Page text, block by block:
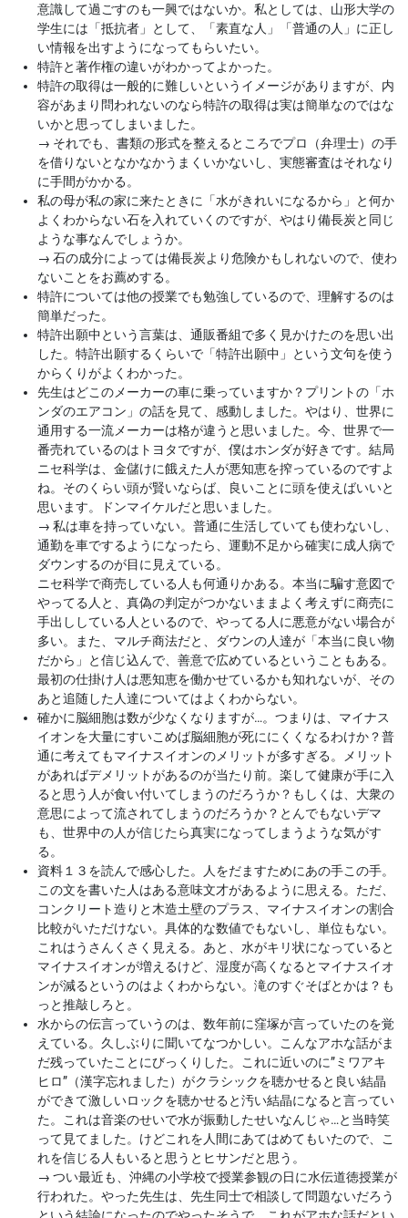
意識して過ごすのも一興ではないか。私としては、山形大学の
学生には「抵抗者」として、「素直な人」「普通の人」に正し
い情報を出すようになってもらいたい。
特許と著作権の違いがわかってよかった。
特許の取得は一般的に難しいというイメージがありますが、内
容があまり問われないのなら特許の取得は実は簡単なのではな
いかと思ってしまいました。
→ それでも、書類の形式を整えるところでプロ（弁理士）の手
を借りないとなかなかうまくいかないし、実態審査はそれなり
に手間がかかる。
私の母が私の家に来たときに「水がきれいになるから」と何か
よくわからない石を入れていくのですが、やはり備長炭と同じ
ような事なんでしょうか。
→ 石の成分によっては備長炭より危険かもしれないので、使わ
ないことをお薦めする。
特許については他の授業でも勉強しているので、理解するのは
簡単だった。
特許出願中という言葉は、通販番組で多く見かけたのを思い出
した。特許出願するくらいで「特許出願中」という文句を使う
からくりがよくわかった。
先生はどこのメーカーの車に乗っていますか？プリントの「ホ
ンダのエアコン」の話を見て、感動しました。やはり、世界に
通用する一流メーカーは格が違うと思いました。今、世界で一
番売れているのはトヨタですが、僕はホンダが好きです。結局
ニセ科学は、金儲けに餓えた人が悪知恵を搾っているのですよ
ね。そのくらい頭が賢いならば、良いことに頭を使えばいいと
思います。ドンマイケルだと思いました。
→ 私は車を持っていない。普通に生活していても使わないし、
通勤を車でするようになったら、運動不足から確実に成人病で
ダウンするのが目に見えている。
ニセ科学で商売している人も何通りかある。本当に騙す意図で
やってる人と、真偽の判定がつかないままよく考えずに商売に
手出ししている人といるので、やってる人に悪意がない場合が
多い。また、マルチ商法だと、ダウンの人達が「本当に良い物
だから」と信じ込んで、善意で広めているということもある。
最初の仕掛け人は悪知恵を働かせているかも知れないが、その
あと追随した人達についてはよくわからない。
確かに脳細胞は数が少なくなりますが…。つまりは、マイナス
イオンを大量にすいこめば脳細胞が死ににくくなるわけか？普
通に考えてもマイナスイオンのメリットが多すぎる。メリット
があればデメリットがあるのが当たり前。楽して健康が手に入
ると思う人が食い付いてしまうのだろうか？もしくは、大衆の
意思によって流されてしまうのだろうか？とんでもないデマ
も、世界中の人が信じたら真実になってしまうような気がす
る。
資料１３を読んで感心した。人をだますためにあの手この手。
この文を書いた人はある意味文才があるように思える。ただ、
コンクリート造りと木造土壁のプラス、マイナスイオンの割合
比較がいただけない。具体的な数値でもないし、単位もない。
これはうさんくさく見える。あと、水がキリ状になっていると
マイナスイオンが増えるけど、湿度が高くなるとマイナスイオ
ンが減るというのはよくわからない。滝のすぐそばとかは？も
っと推敲しろと。
水からの伝言っていうのは、数年前に窪塚が言っていたのを覚
えている。久しぶりに聞いてなつかしい。こんなアホな話がま
だ残っていたことにびっくりした。これに近いのに”ミワアキ
ヒロ”（漢字忘れました）がクラシックを聴かせると良い結晶
ができて激しいロックを聴かせると汚い結晶になると言ってい
た。これは音楽のせいで水が振動したせいなんじゃ…と当時笑
って見てました。けどこれを人間にあてはめてもいたので、こ
れを信じる人もいると思うとヒサンだと思う。
→ つい最近も、沖縄の小学校で授業参観の日に水伝道徳授業が
行われた。やった先生は、先生同士で相談して問題ないだろう
という結論になったのでやったそうで、これがアホな話だとい